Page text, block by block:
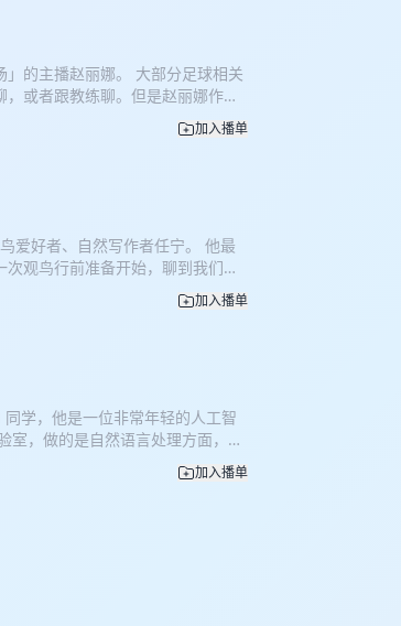
作为一名专业的研究者和学者，
全球第一的 AI 纪要品牌 Plaud 共
工具属性的品牌内核。它对“对
价值的思考。它不仅在记录声音，
嘉宾介绍 00:01:31 重新认识东北
找书信后人 01:13:49 女孩如何写
一个学者的写作成长
等各大视频平台搜索 蜉蝣天
客客户端订阅收听。 🔗 Bilibili
的主播赵丽娜。 大部分足球相关
或者跟教练聊。但是赵丽娜作为
训练，但她坦率地在节目里说，其
这期节目聊完之后，我们意识到
欢足球，相信你都能从本期节目
看 00:11:29 七岁"上班"的被动足
定的 00:38:04 被压缩的天性与
绝望三年 01:37:16 大赛经验与偶
02:05:51 最想记住的室内球场 嘉
一个视频播客，由汉洋和重轻轮番
订阅收看本期节目的视频版本。
加入播单
爱好者、自然写作者任宁。 他最
观鸟行前准备开始，聊到我们所
如何被还原为万物共生的现场。 观
，而个体也因此停止追赶，重新
对“对话”保持着敬畏，致力于在
声音，更在守护人类通过对话去
在海岛上招引燕鸥 00:35:53
观鸟？ 01:12:04 观察的力量与自
什么才有资格谈论永久 嘉
番（或共同）主持。 你可以在
看，也可以在小宇宙、Apple
加入播单
学，他是一位非常年轻的人工智
室，做的是自然语言处理方面，具
表示的向量模型。他和同事们开发
Of The Art 水平。 这是一次非常技
加入播单